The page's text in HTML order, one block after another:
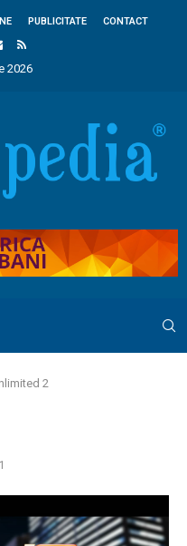
PUBLICITATE CONTACT
2026
2